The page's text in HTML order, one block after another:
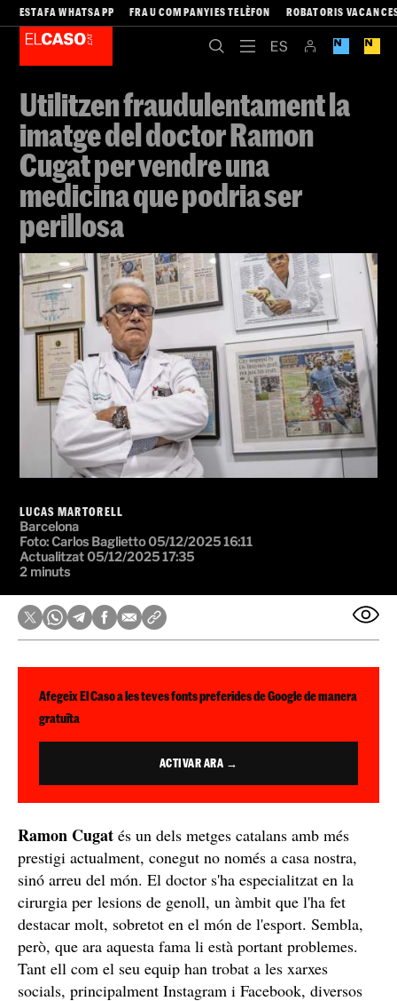
ESTAFA WHATSAPP FRAU COMPANYIES TELÈFON ROBATORIS
Utilitzen fraudulentament la
imatge del doctor Ramon
Cugat per vendre una
medicina que podria ser
perillosa
LUCAS MARTORELL
Barcelona
Foto: Carlos Baglietto05/12/2025 16:11
Actualitzat 05/12/2025 17:35
2 minuts
Afegeix El Caso a les teves fonts preferides de Google de manera
gratuïta
ACTIVAR ARA →
Ramon Cugat és un dels metges catalans amb més
prestigi actualment, conegut no només a casa nostra,
sinó arreu del món. El doctor s'ha especialitzat en la
cirurgia per lesions de genoll, un àmbit que l'ha fet
destacar molt, sobretot en el món de l'esport. Sembla,
però, que ara aquesta fama li està portant problemes.
Tant ell com el seu equip han trobat a les xarxes
socials, principalment Instagram i Facebook, diversos